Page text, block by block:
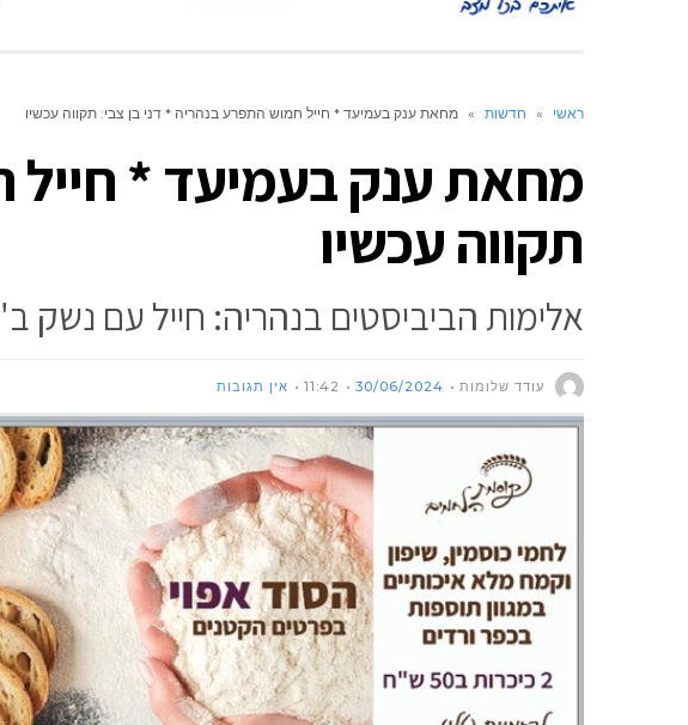
ראשי » חדשות » מחאת ענק בעמיעד * חייל חמוש התפרע בנהריה * דני בן צבי: תקווה עכשיו
מחאת ענק בעמיעד * חייל
תקווה עכשיו
אלימות הביביסטים בנהריה: חייל עם
עודד שלומות 30/06/2024
11:42 אין תגובות